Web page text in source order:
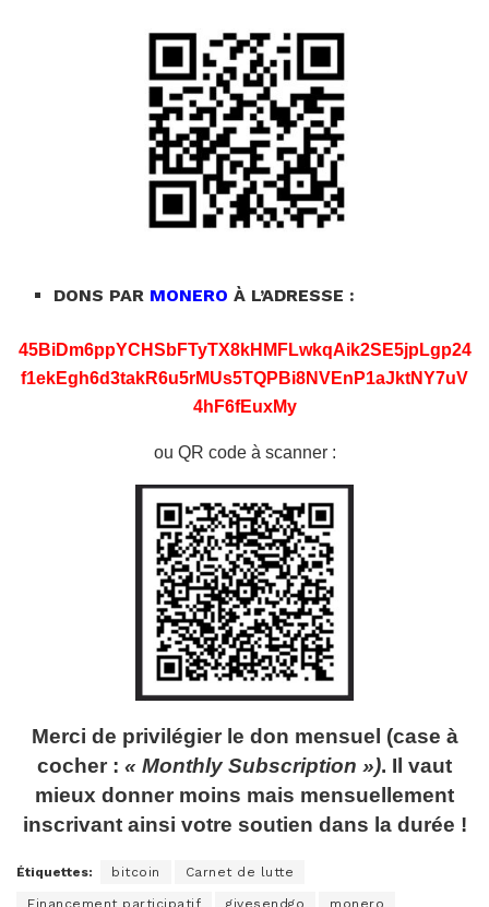
DONS PAR MONERO À L’ADRESSE :
45BiDm6ppYCHSbFTyTX8kHMFLwkqAik2SE5jpLgp24
f1ekEgh6d3takR6u5rMUs5TQPBi8NVEnP1aJktNY7uV
4hF6fEuxMy
ou QR code à scanner :
Merci de privilégier le don mensuel (case à
cocher : « Monthly Subscription »). Il vaut
mieux donner moins mais mensuellement
inscrivant ainsi votre soutien dans la durée !
Étiquettes: bitcoin Carnet de lutte
Financement participatif givesendgo monero